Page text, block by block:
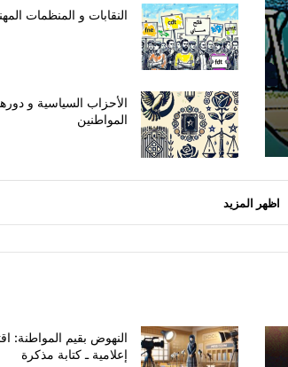
النقابات و المنظمات
الأحزاب السياسية و
المواطنين
اظهر المزيد
النهوض بقيم المواطنة:
إعلامية ـ كتابة مذكرة